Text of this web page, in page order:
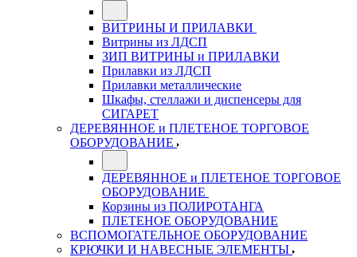
ВИТРИНЫ И ПРИЛАВКИ
Витрины из ЛДСП
ЗИП ВИТРИНЫ и ПРИЛАВКИ
Прилавки из ЛДСП
Прилавки металлические
Шкафы, стеллажи и диспенсеры для
СИГАРЕТ
ДЕРЕВЯННОЕ и ПЛЕТЕНОЕ ТОРГОВОЕ
ОБОРУДОВАНИЕ
ДЕРЕВЯННОЕ и ПЛЕТЕНОЕ ТОРГОВОЕ
ОБОРУДОВАНИЕ
Корзины из ПОЛИРОТАНГА
ПЛЕТЕНОЕ ОБОРУДОВАНИЕ
ВСПОМОГАТЕЛЬНОЕ ОБОРУДОВАНИЕ
КРЮЧКИ И НАВЕСНЫЕ ЭЛЕМЕНТЫ